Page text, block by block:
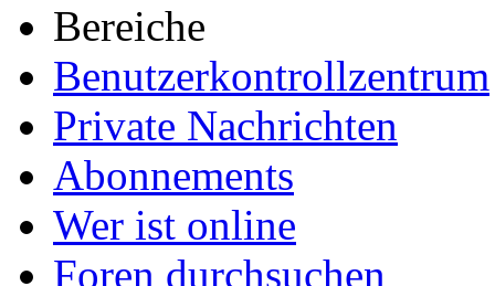
Bereiche
Benutzerkontrollzentrum
Private Nachrichten
Abonnements
Wer ist online
Foren durchsuchen